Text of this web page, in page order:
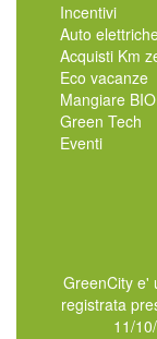
Incentivi
Auto
Acquisti Km
Eco vacanze
Mangiare BIO
Green Tech
Eventi
GreenCity e'
registrata
11/